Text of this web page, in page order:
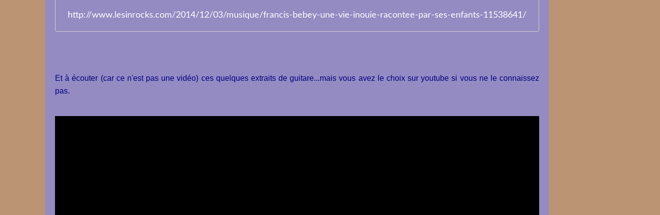
http://www.lesinrocks.com/2014/12/03/musique/francis-bebey-une-vie-inouie-racontee-par-ses-enfants-11538641/
Et à écouter (car ce n'est pas une vidéo) ces quelques extraits de guitare...mais vous avez le choix sur youtube si vous ne le connaissez
pas.